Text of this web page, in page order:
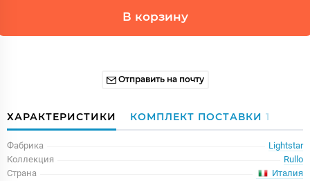
В корзину
Отправить на почту
ХАРАКТЕРИСТИКИ КОМПЛЕКТ ПОСТАВКИ 1
Фабрика
Lightstar
Коллекция
Rullo
Страна
Италия